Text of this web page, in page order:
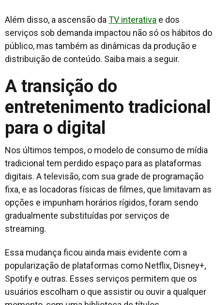
Além disso, a ascensão da TV interativa e dos
serviços sob demanda impactou não só os hábitos do
público, mas também as dinâmicas da produção e
distribuição de conteúdo. Saiba mais a seguir.
A transição do
entretenimento tradicional
para o digital
Nos últimos tempos, o modelo de consumo de mídia
tradicional tem perdido espaço para as plataformas
digitais. A televisão, com sua grade de programação
fixa, e as locadoras físicas de filmes, que limitavam as
opções e impunham horários rígidos, foram sendo
gradualmente substituídas por serviços de
streaming.
Essa mudança ficou ainda mais evidente com a
popularização de plataformas como Netflix, Disney+,
Spotify e outras. Esses serviços permitem que os
usuários escolham o que assistir ou ouvir a qualquer